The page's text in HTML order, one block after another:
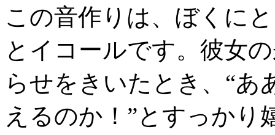
この音作りは、ぼくに
とイコールです。彼女
らせをきいたとき、“あ
えるのか！”とすっかり